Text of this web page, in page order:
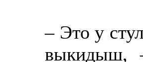
– Это у
выкидыш,